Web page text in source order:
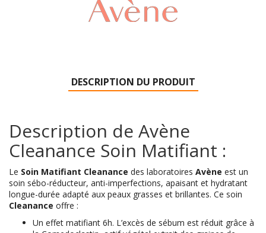
DESCRIPTION DU PRODUIT
Description de Avène
Cleanance Soin Matifiant :
Le Soin Matifiant Cleanance des laboratoires Avène est un
soin sébo-réducteur, anti-imperfections, apaisant et hydratant
longue-durée adapté aux peaux grasses et brillantes. Ce soin
Cleanance offre :
Un effet matifiant 6h. L’excès de sébum est réduit grâce à